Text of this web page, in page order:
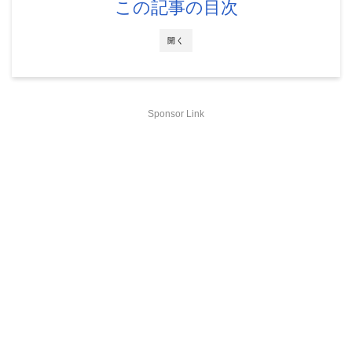
開く
この記事の目次
Sponsor Link